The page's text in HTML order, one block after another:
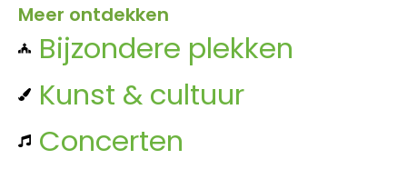
Meer ontdekken
Bijzondere plekken
Kunst & cultuur
Concerten